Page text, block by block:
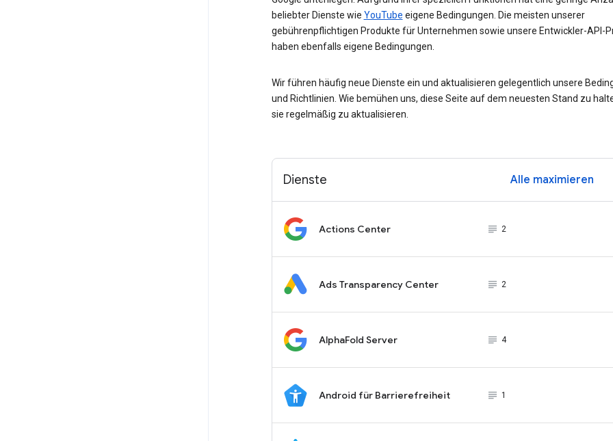
beliebter Dienste wie YouTube eigene Bedingungen. Die meisten unserer
gebührenpflichtigen Produkte für Unternehmen sowie unsere Entwickler-API-
haben ebenfalls eigene Bedingungen.
Wir führen häufig neue Dienste ein und aktualisieren gelegentlich unsere
und Richtlinien. Wie bemühen uns, diese Seite auf dem neuesten Stand zu
sie regelmäßig zu aktualisieren.
Dienste Alle maximieren
Actions Center subject_black
2
Ads Transparency Center subject_black
2
AlphaFold Server subject_black
4
Android für Barrierefreiheit subject_black
1